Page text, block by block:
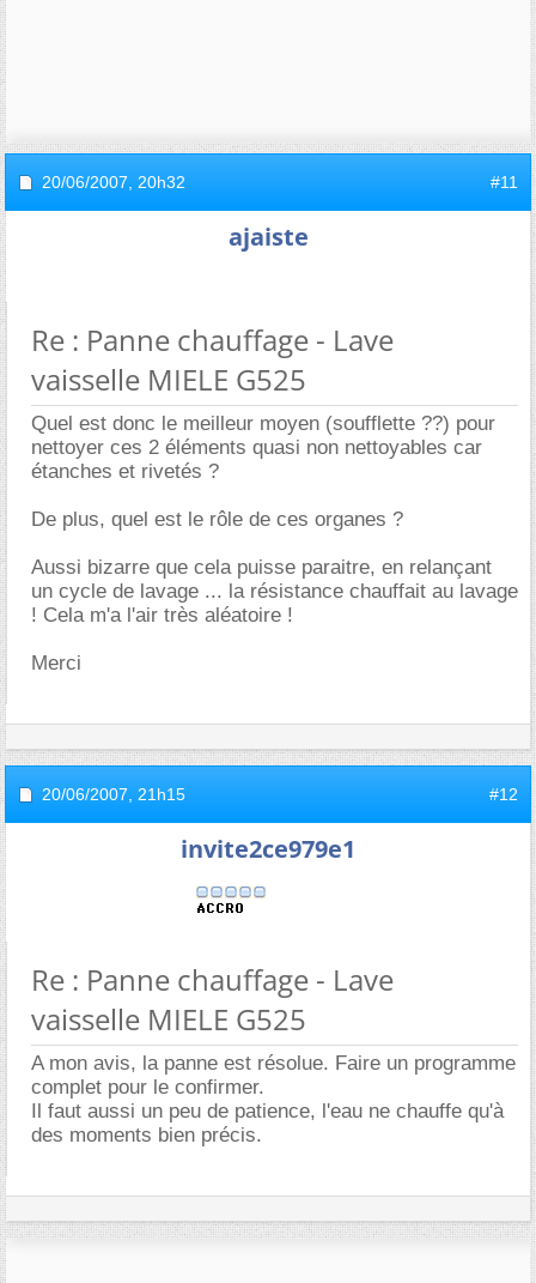
20/06/2007, 20h32 #11
ajaiste
Re : Panne chauffage - Lave
vaisselle MIELE G525
Quel est donc le meilleur moyen (soufflette ??) pour
nettoyer ces 2 éléments quasi non nettoyables car
étanches et rivetés ?
De plus, quel est le rôle de ces organes ?
Aussi bizarre que cela puisse paraitre, en relançant
un cycle de lavage ... la résistance chauffait au lavage
! Cela m'a l'air très aléatoire !
Merci
20/06/2007, 21h15 #12
invite2ce979e1
Re : Panne chauffage - Lave
vaisselle MIELE G525
A mon avis, la panne est résolue. Faire un programme
complet pour le confirmer.
Il faut aussi un peu de patience, l'eau ne chauffe qu'à
des moments bien précis.